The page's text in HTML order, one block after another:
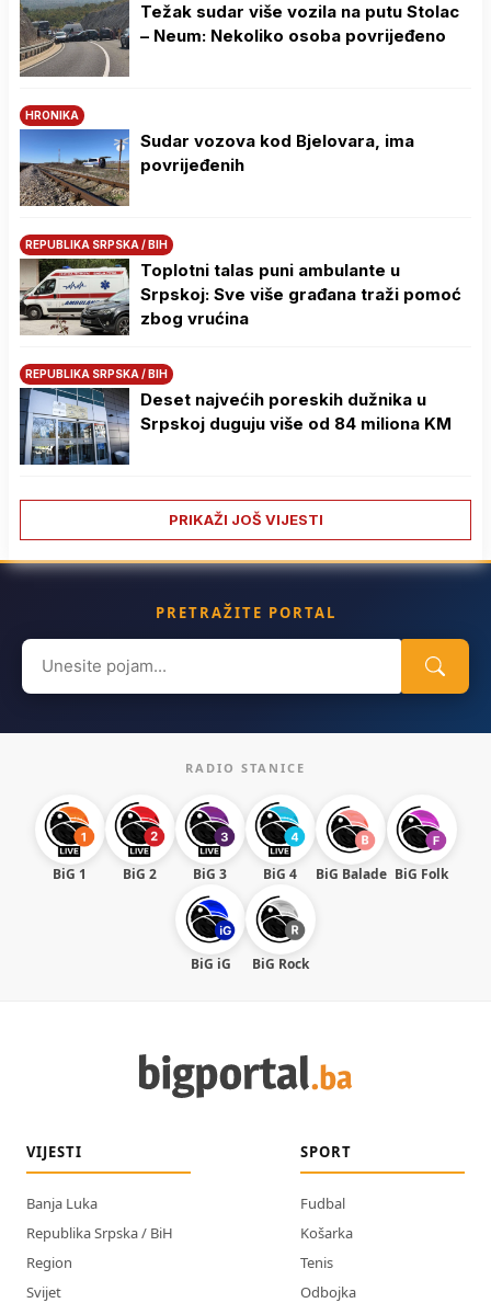
Težak sudar više vozila na putu Stolac
– Neum: Nekoliko osoba povrijeđeno
HRONIKA
Sudar vozova kod Bjelovara, ima
povrijeđenih
REPUBLIKA SRPSKA / BIH
Toplotni talas puni ambulante u
Srpskoj: Sve više građana traži pomoć
zbog vrućina
REPUBLIKA SRPSKA / BIH
Deset najvećih poreskih dužnika u
Srpskoj duguju više od 84 miliona KM
PRIKAŽI JOŠ VIJESTI
PRETRAŽITE PORTAL
Search
for:
RADIO STANICE
BiG 1 BiG 2 BiG 3 BiG 4 BiG Balade BiG Folk
BiG iG BiG Rock
VIJESTI
Banja Luka
Republika Srpska / BiH
Region
Svijet
SPORT
Fudbal
Košarka
Tenis
Odbojka